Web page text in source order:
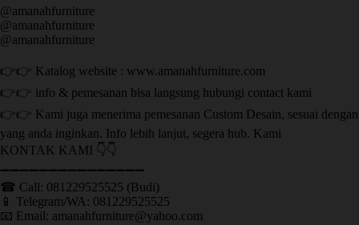
@amanahfurniture
@amanahfurniture
@amanahfurniture
👉👉 Katalog website : www.amanahfurniture.com
👉👉 info & pemesanan bisa langsung hubungi contact kami
👉👉 Kami juga menerima pemesanan Custom Desain, sesuai dengan
yang anda inginkan. Info lebih lanjut, segera hub. Kami
KONTAK KAMI 👇👇
➖➖➖➖➖➖➖➖➖➖➖➖➖➖➖ ㅤ
☎ Call: 081229525525 (Budi)
📱 Telegram/WA: 081229525525
📧 Email: amanahfurniture@yahoo.com